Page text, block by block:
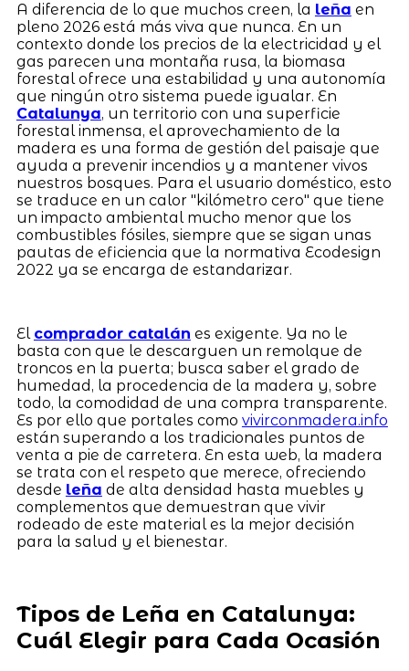
A diferencia de lo que muchos creen, la leña en
pleno 2026 está más viva que nunca. En un
contexto donde los precios de la electricidad y el
gas parecen una montaña rusa, la biomasa
forestal ofrece una estabilidad y una autonomía
que ningún otro sistema puede igualar. En
Catalunya, un territorio con una superficie
forestal inmensa, el aprovechamiento de la
madera es una forma de gestión del paisaje que
ayuda a prevenir incendios y a mantener vivos
nuestros bosques. Para el usuario doméstico, esto
se traduce en un calor "kilómetro cero" que tiene
un impacto ambiental mucho menor que los
combustibles fósiles, siempre que se sigan unas
pautas de eficiencia que la normativa Ecodesign
2022 ya se encarga de estandarizar.
El comprador catalán es exigente. Ya no le
basta con que le descarguen un remolque de
troncos en la puerta; busca saber el grado de
humedad, la procedencia de la madera y, sobre
todo, la comodidad de una compra transparente.
Es por ello que portales como vivirconmadera.info
están superando a los tradicionales puntos de
venta a pie de carretera. En esta web, la madera
se trata con el respeto que merece, ofreciendo
desde leña de alta densidad hasta muebles y
complementos que demuestran que vivir
rodeado de este material es la mejor decisión
para la salud y el bienestar.
Tipos de Leña en Catalunya:
Cuál Elegir para Cada Ocasión